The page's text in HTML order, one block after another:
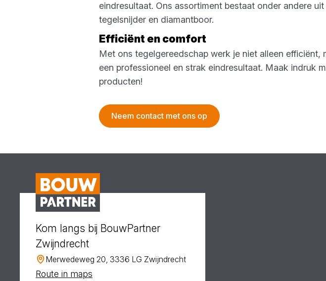
eindresultaat. Ons assortiment bestaat onder andere
tegelsnijder en diamantboor.
Efficiënt en comfort
Met ons tegelgereedschap werk je niet alleen
een professioneel en strak eindresultaat. Maak indruk
producten!
Neem contact met ons op
Kom langs bij BouwPartner
Zwijndrecht
Merwedeweg 20, 3336 LG Zwijndrecht
Route in maps